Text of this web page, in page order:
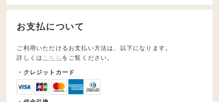
お支払について
ご利用いただけるお支払い方法は、以下になります。
詳しくは こちら をご覧ください。
・クレジットカード